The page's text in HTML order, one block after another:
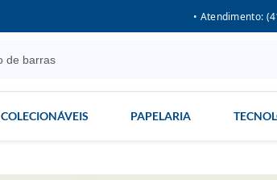
• Atendimento:
COLECIONÁVEIS PAPELARIA